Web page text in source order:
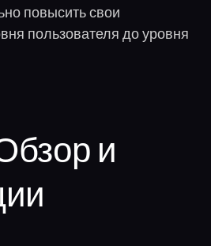
повысить свои
пользователя до уровня
и